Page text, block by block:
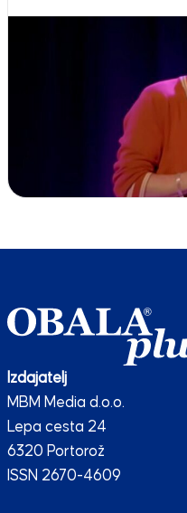
Izdajatelj
MBM Media d.o.o.
Lepa cesta 24
6320 Portorož
ISSN 2670-4609